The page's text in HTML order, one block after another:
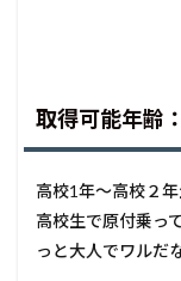
取得可能年齢
高校1年〜高校２年
高校生で原付乗っ
っと大人でワルだ